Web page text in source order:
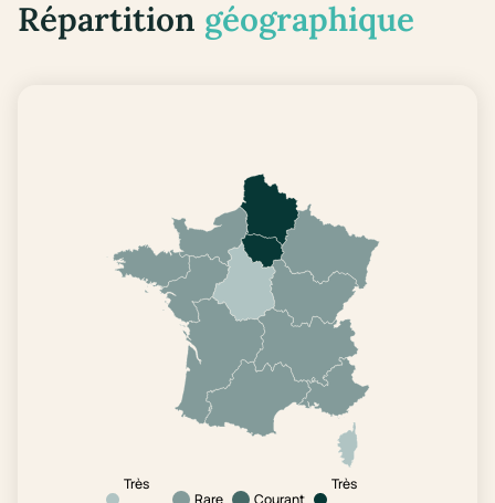
Répartition géographique
Très
Très